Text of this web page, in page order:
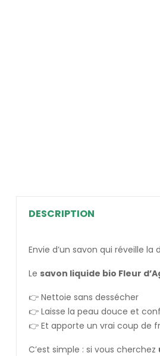
DESCRIPTION
Envie d’un savon qui réveille
Le savon liquide bio Fleur
👉 Nettoie sans dessécher
👉 Laisse la peau douce et
👉 Et apporte un vrai coup de
C’est simple : si vous cherchez